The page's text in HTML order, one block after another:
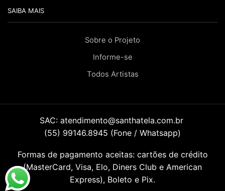
SAIBA MAIS
Sobre o Projeto
Informe-se
Todos Artistas
SAC: atendimento@santhatela.com.br
(55) 99146.8945 (Fone / Whatsapp)
Formas de pagamento aceitas: cartões de crédito
(MasterCard, Visa, Elo, Diners Club e American
Express), Boleto e Pix.